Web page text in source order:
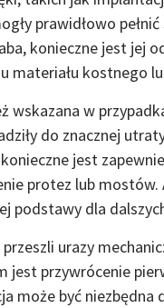
prawidłowo
konieczne jest jej
materiału kostnego
wskazana w
do znacznej
jest
protez lub
podstawy dla
urazy
jest przywrócenie
może być